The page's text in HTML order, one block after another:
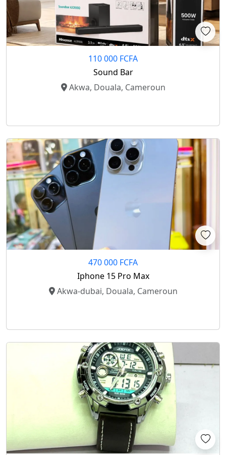
110 000 FCFA
Sound Bar
Akwa, Douala, Cameroun
470 000 FCFA
Iphone 15 Pro Max
Akwa-dubai, Douala, Cameroun